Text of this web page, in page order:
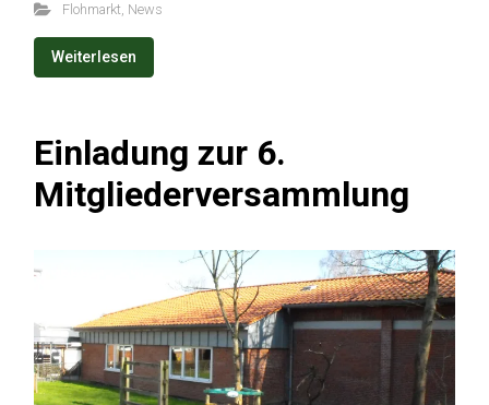
Flohmarkt News
Weiterlesen
Einladung zur 6.
Mitgliederversammlung